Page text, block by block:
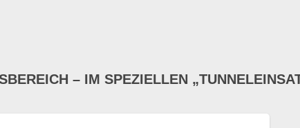
– IM SPEZIELLEN